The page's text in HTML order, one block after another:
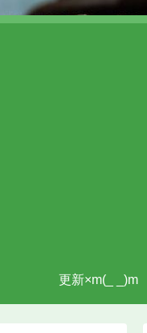
更新×m(_ _)m